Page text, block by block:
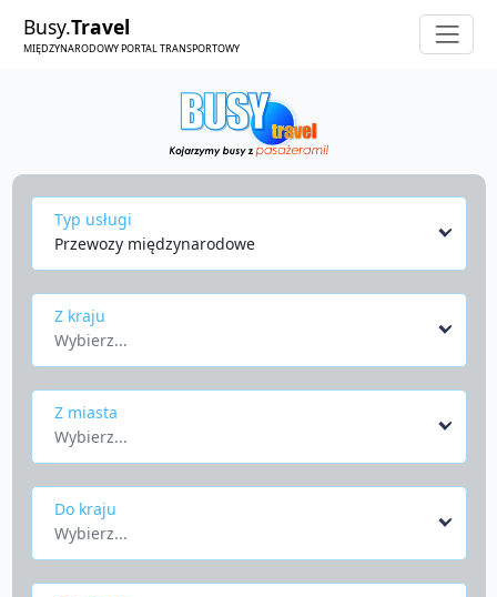
Busy.Travel
MIĘDZYNARODOWY PORTAL TRANSPORTOWY
Typ usługi
Przewozy międzynarodowe
Z kraju
Wybierz...
Z miasta
Wybierz...
Do kraju
Wybierz...